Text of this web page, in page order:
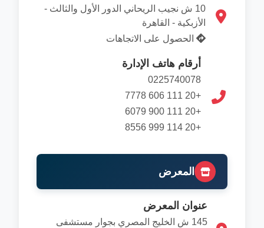
10 ش نجيب الريحاني الدور الأول والثالث -
الأزبكية - القاهرة
الحصول على الاتجاهات
أرقام هاتف الإدارة
0225740078
+20 111 606 7778
+20 111 900 6079
+20 114 999 8556
المعرض
عنوان المعرض
145 ش الخليج المصري بجوار مستشفى